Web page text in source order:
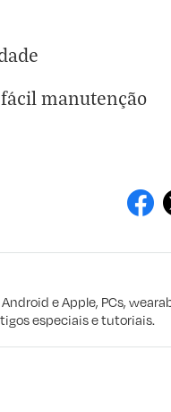
manutenção
e Apple, PCs,
especiais e tutoriais.